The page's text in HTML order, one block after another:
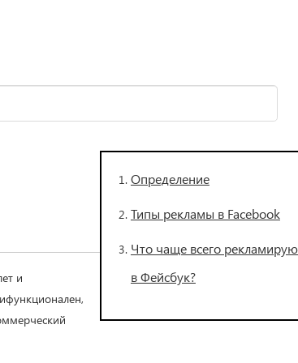
Определение
Типы рекламы в Facebook
Что чаще всего
в Фейсбук?
и